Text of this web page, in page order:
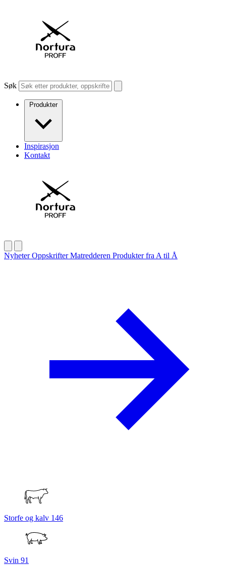
Søk
Produkter
Inspirasjon
Kontakt
NyheterOppskrifterMatredderen Produkter fra A til Å
Storfe og kalv 146
Svin 91